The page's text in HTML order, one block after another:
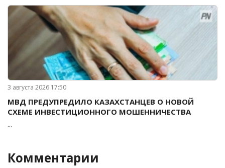
3 августа 2026 17:50
МВД ПРЕДУПРЕДИЛО КАЗАХСТАНЦЕВ О НОВОЙ
СХЕМЕ ИНВЕСТИЦИОННОГО МОШЕННИЧЕСТВА
...
Комментарии